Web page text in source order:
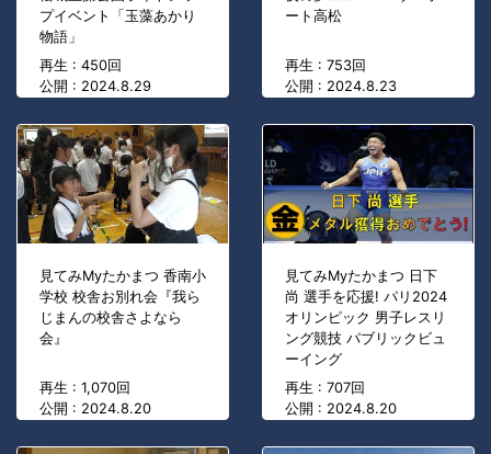
プイベント「玉藻あかり
物語」
再生 : 450回
公開 : 2024.8.29
ート高松
再生 : 753回
公開 : 2024.8.23
見てみMyたかまつ 香南小
学校 校舎お別れ会『我ら
じまんの校舎さよなら
会』
再生 : 1,070回
公開 : 2024.8.20
見てみMyたかまつ 日下
尚 選手を応援! パリ2024
オリンピック 男子レスリ
ング競技 パブリックビュ
ーイング
再生 : 707回
公開 : 2024.8.20